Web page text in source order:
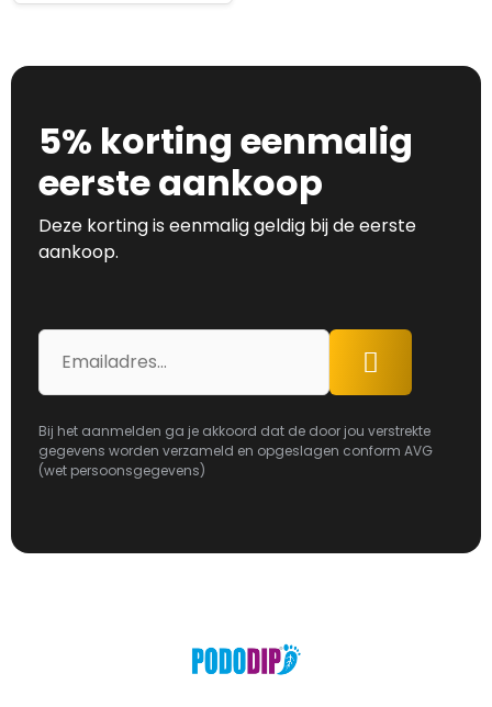
5% korting eenmalig
eerste aankoop
Deze korting is eenmalig geldig bij de eerste
aankoop.
E-
mailadres
Aanmelden
Bij het aanmelden ga je akkoord dat de door jou verstrekte
gegevens worden verzameld en opgeslagen conform AVG
(wet persoonsgegevens)